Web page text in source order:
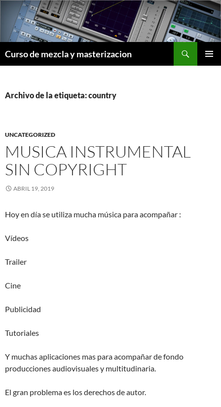
contenido
Curso de mezcla y masterizacion
Archivo de la etiqueta: country
UNCATEGORIZED
MUSICA INSTRUMENTAL
SIN COPYRIGHT
ABRIL 19, 2019
Hoy en día se utiliza mucha música para acompañar :
Vídeos
Trailer
Cine
Publicidad
Tutoriales
Y muchas aplicaciones mas para acompañar de fondo
producciones audiovisuales y multitudinaria.
El gran problema es los derechos de autor.